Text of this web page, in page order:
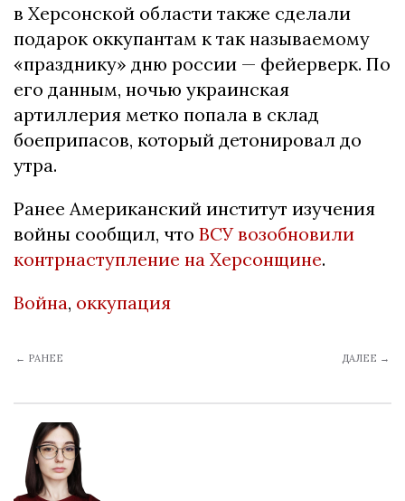
в Херсонской области также сделали
подарок оккупантам к так называемому
«празднику» дню россии — фейерверк. По
его данным, ночью украинская
артиллерия метко попала в склад
боеприпасов, который детонировал до
утра.
Ранее Американский институт изучения
войны сообщил, что ВСУ возобновили
контрнаступление на Херсонщине.
Война, оккупация
← РАНЕЕ ДАЛЕЕ →